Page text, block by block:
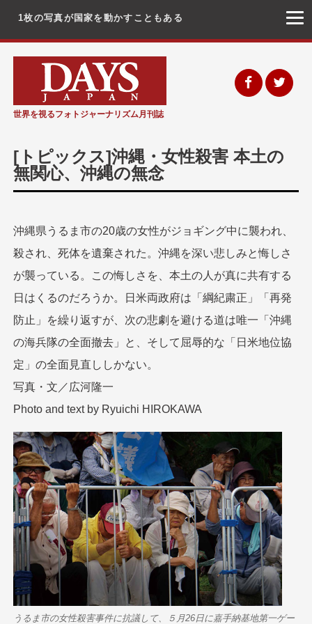
1枚の写真が国家を動かすこともある
ン
へ
ス
キ
プ
世界を視るフォトジャーナリズム月刊誌
[トピックス]沖縄・女性殺害 本土の
無関心、沖縄の無念
沖縄県うるま市の20歳の女性がジョギング中に襲われ、
殺され、死体を遺棄された。沖縄を深い悲しみと悔しさ
が襲っている。この悔しさを、本土の人が真に共有する
日はくるのだろうか。日米両政府は「綱紀粛正」「再発
防止」を繰り返すが、次の悲劇を避ける道は唯一「沖縄
の海兵隊の全面撤去」と、そして屈辱的な「日米地位協
定」の全面見直ししかない。
写真・文／広河隆一
Photo and text by Ryuichi HIROKAWA
うるま市の女性殺害事件に抗議して、５月26日に嘉手納基地第一ゲー